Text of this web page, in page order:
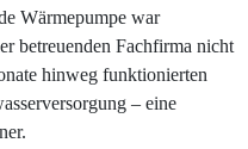
Wärmepumpe war
betreuenden Fachfirma nicht
hinweg funktionierten
– eine